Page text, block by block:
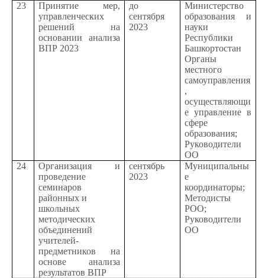
23
Принятие мер,
управленческих
решений на
основании анализа
ВПР 2023
до
сентября
2023
Министерство
образования и
науки
Республики
Башкортостан
Органы
местного
самоуправления
,
осуществляющи
е управление в
сфере
образования;
Руководители
ОО
24
Организация и
проведение
семинаров
районных и
школьных
методических
объединений
учителей-
предметников на
основе анализа
результатов ВПР
сентябрь
2023
Муниципальны
е
координаторы;
Методисты
РОО;
Руководители
ОО